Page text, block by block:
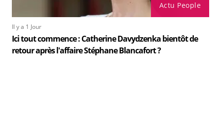
Actu People
Il y a 1 Jour
Ici tout commence : Catherine Davydzenka bientôt de
retour après l'affaire Stéphane Blancafort ?